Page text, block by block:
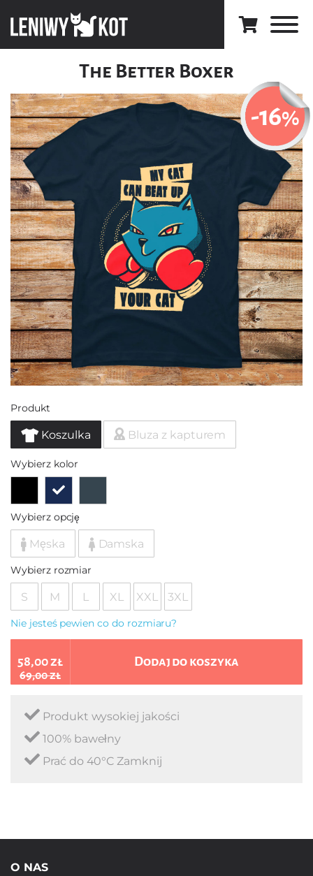
The Better Boxer
-16%
Produkt
Koszulka Bluza z kapturem
Wybierz kolor
Wybierz opcję
Męska Damska
Wybierz rozmiar
S M L XL XXL 3XL
Nie jesteś pewien co do rozmiaru?
58,00 zł
69,00 zł
Dodaj do koszyka
Produkt wysokiej jakości
100% bawełny
Prać do 40°C Zamknij
O NAS